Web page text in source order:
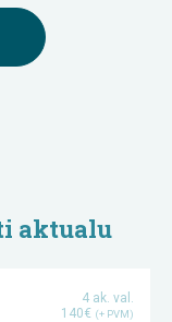
aktualu
4 ak. val.
140€ (+ PVM)